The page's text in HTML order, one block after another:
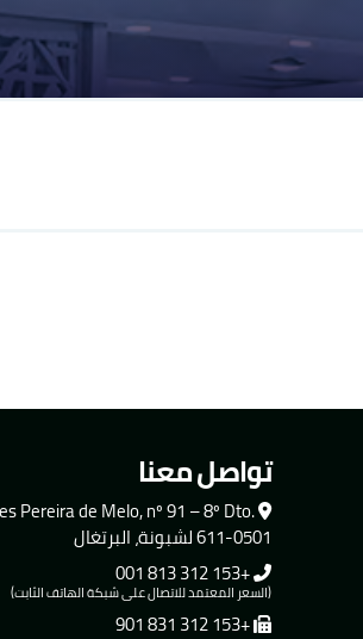
تواصل معنا
Pereira de Melo, nº 91 – 8º Dto.
611-0501 لشبونة، البرتغال
+153 312 813 001
(السعر المعتمد للاتصال على شبكة الهاتف الثابت)
+153 312 831 901